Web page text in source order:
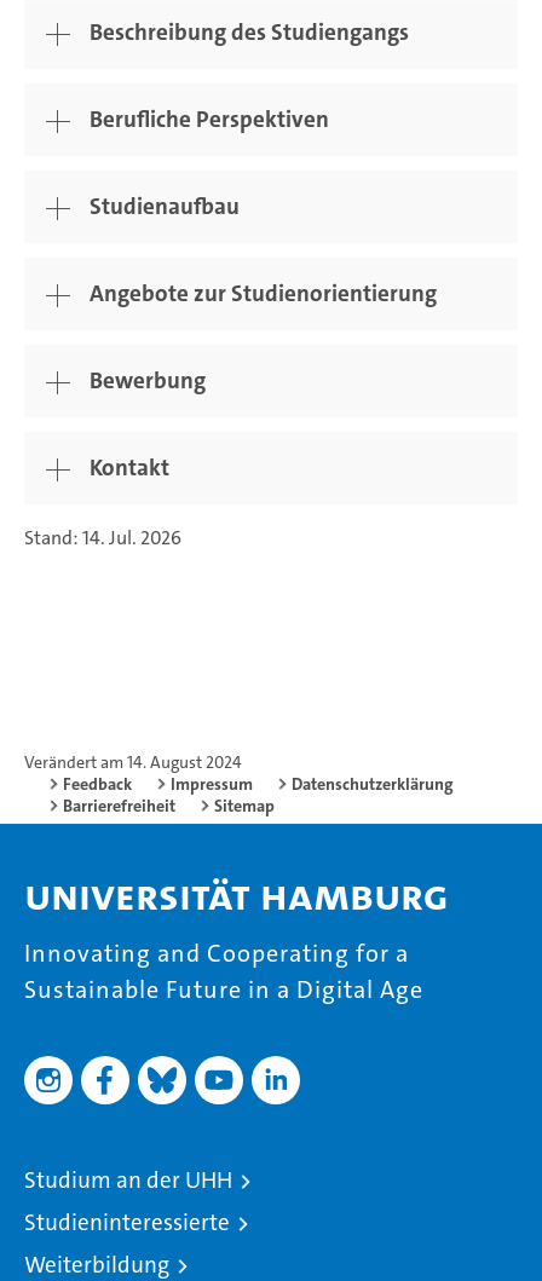
Beschreibung des Studiengangs
Berufliche Perspektiven
Studienaufbau
Angebote zur Studienorientierung
Bewerbung
Kontakt
Stand: 14. Jul. 2026
Verändert am 14. August 2024
Feedback
Impressum
Datenschutzerklärung
Barrierefreiheit
Sitemap
Universität Hamburg
Innovating and Cooperating for a
Sustainable Future in a Digital Age
Studium an der UHH
Studieninteressierte
Weiterbildung